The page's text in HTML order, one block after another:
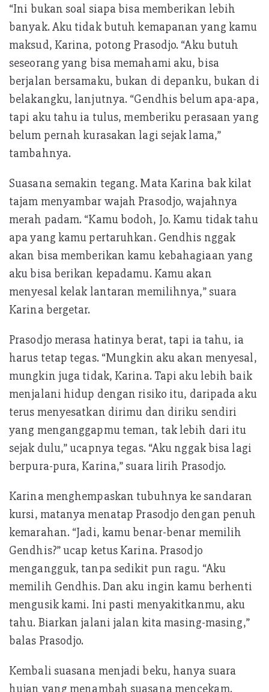
“Ini bukan soal siapa bisa memberikan lebih
banyak. Aku tidak butuh kemapanan yang kamu
maksud, Karina, potong Prasodjo. “Aku butuh
seseorang yang bisa memahami aku, bisa
berjalan bersamaku, bukan di depanku, bukan di
belakangku, lanjutnya. “Gendhis belum apa-apa,
tapi aku tahu ia tulus, memberiku perasaan yang
belum pernah kurasakan lagi sejak lama,”
tambahnya.
Suasana semakin tegang. Mata Karina bak kilat
tajam menyambar wajah Prasodjo, wajahnya
merah padam. “Kamu bodoh, Jo. Kamu tidak tahu
apa yang kamu pertaruhkan. Gendhis nggak
akan bisa memberikan kamu kebahagiaan yang
aku bisa berikan kepadamu. Kamu akan
menyesal kelak lantaran memilihnya,” suara
Karina bergetar.
Prasodjo merasa hatinya berat, tapi ia tahu, ia
harus tetap tegas. “Mungkin aku akan menyesal,
mungkin juga tidak, Karina. Tapi aku lebih baik
menjalani hidup dengan risiko itu, daripada aku
terus menyesatkan dirimu dan diriku sendiri
yang menganggapmu teman, tak lebih dari itu
sejak dulu,” ucapnya tegas. “Aku nggak bisa lagi
berpura-pura, Karina,” suara lirih Prasodjo.
Karina menghempaskan tubuhnya ke sandaran
kursi, matanya menatap Prasodjo dengan penuh
kemarahan. “Jadi, kamu benar-benar memilih
Gendhis?” ucap ketus Karina. Prasodjo
mengangguk, tanpa sedikit pun ragu. “Aku
memilih Gendhis. Dan aku ingin kamu berhenti
mengusik kami. Ini pasti menyakitkanmu, aku
tahu. Biarkan jalani jalan kita masing-masing,”
balas Prasodjo.
Kembali suasana menjadi beku, hanya suara
hujan yang menambah suasana mencekam.